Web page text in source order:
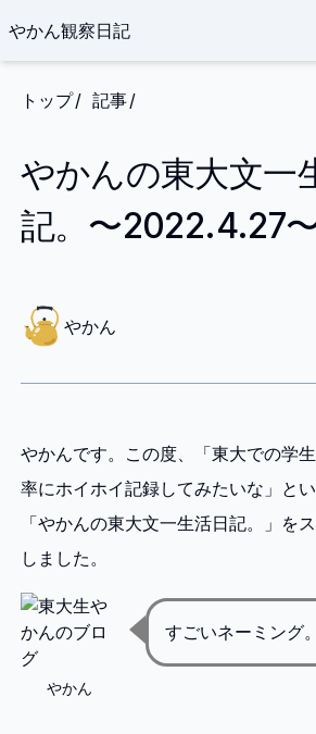
やかん観察日記
トップ 記事
やかんの東大文一
記。〜2022.4.27
か
やかん
やかんです。この度、「東大での学
率にホイホイ記録してみたいな」とい
「やかんの東大文一生活日記。」を
しました。
やかん
すごいネーミング。